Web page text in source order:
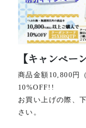
【キャンペー
商品金額10,800円
10%OFF!!
お買い上げの際、
さい。